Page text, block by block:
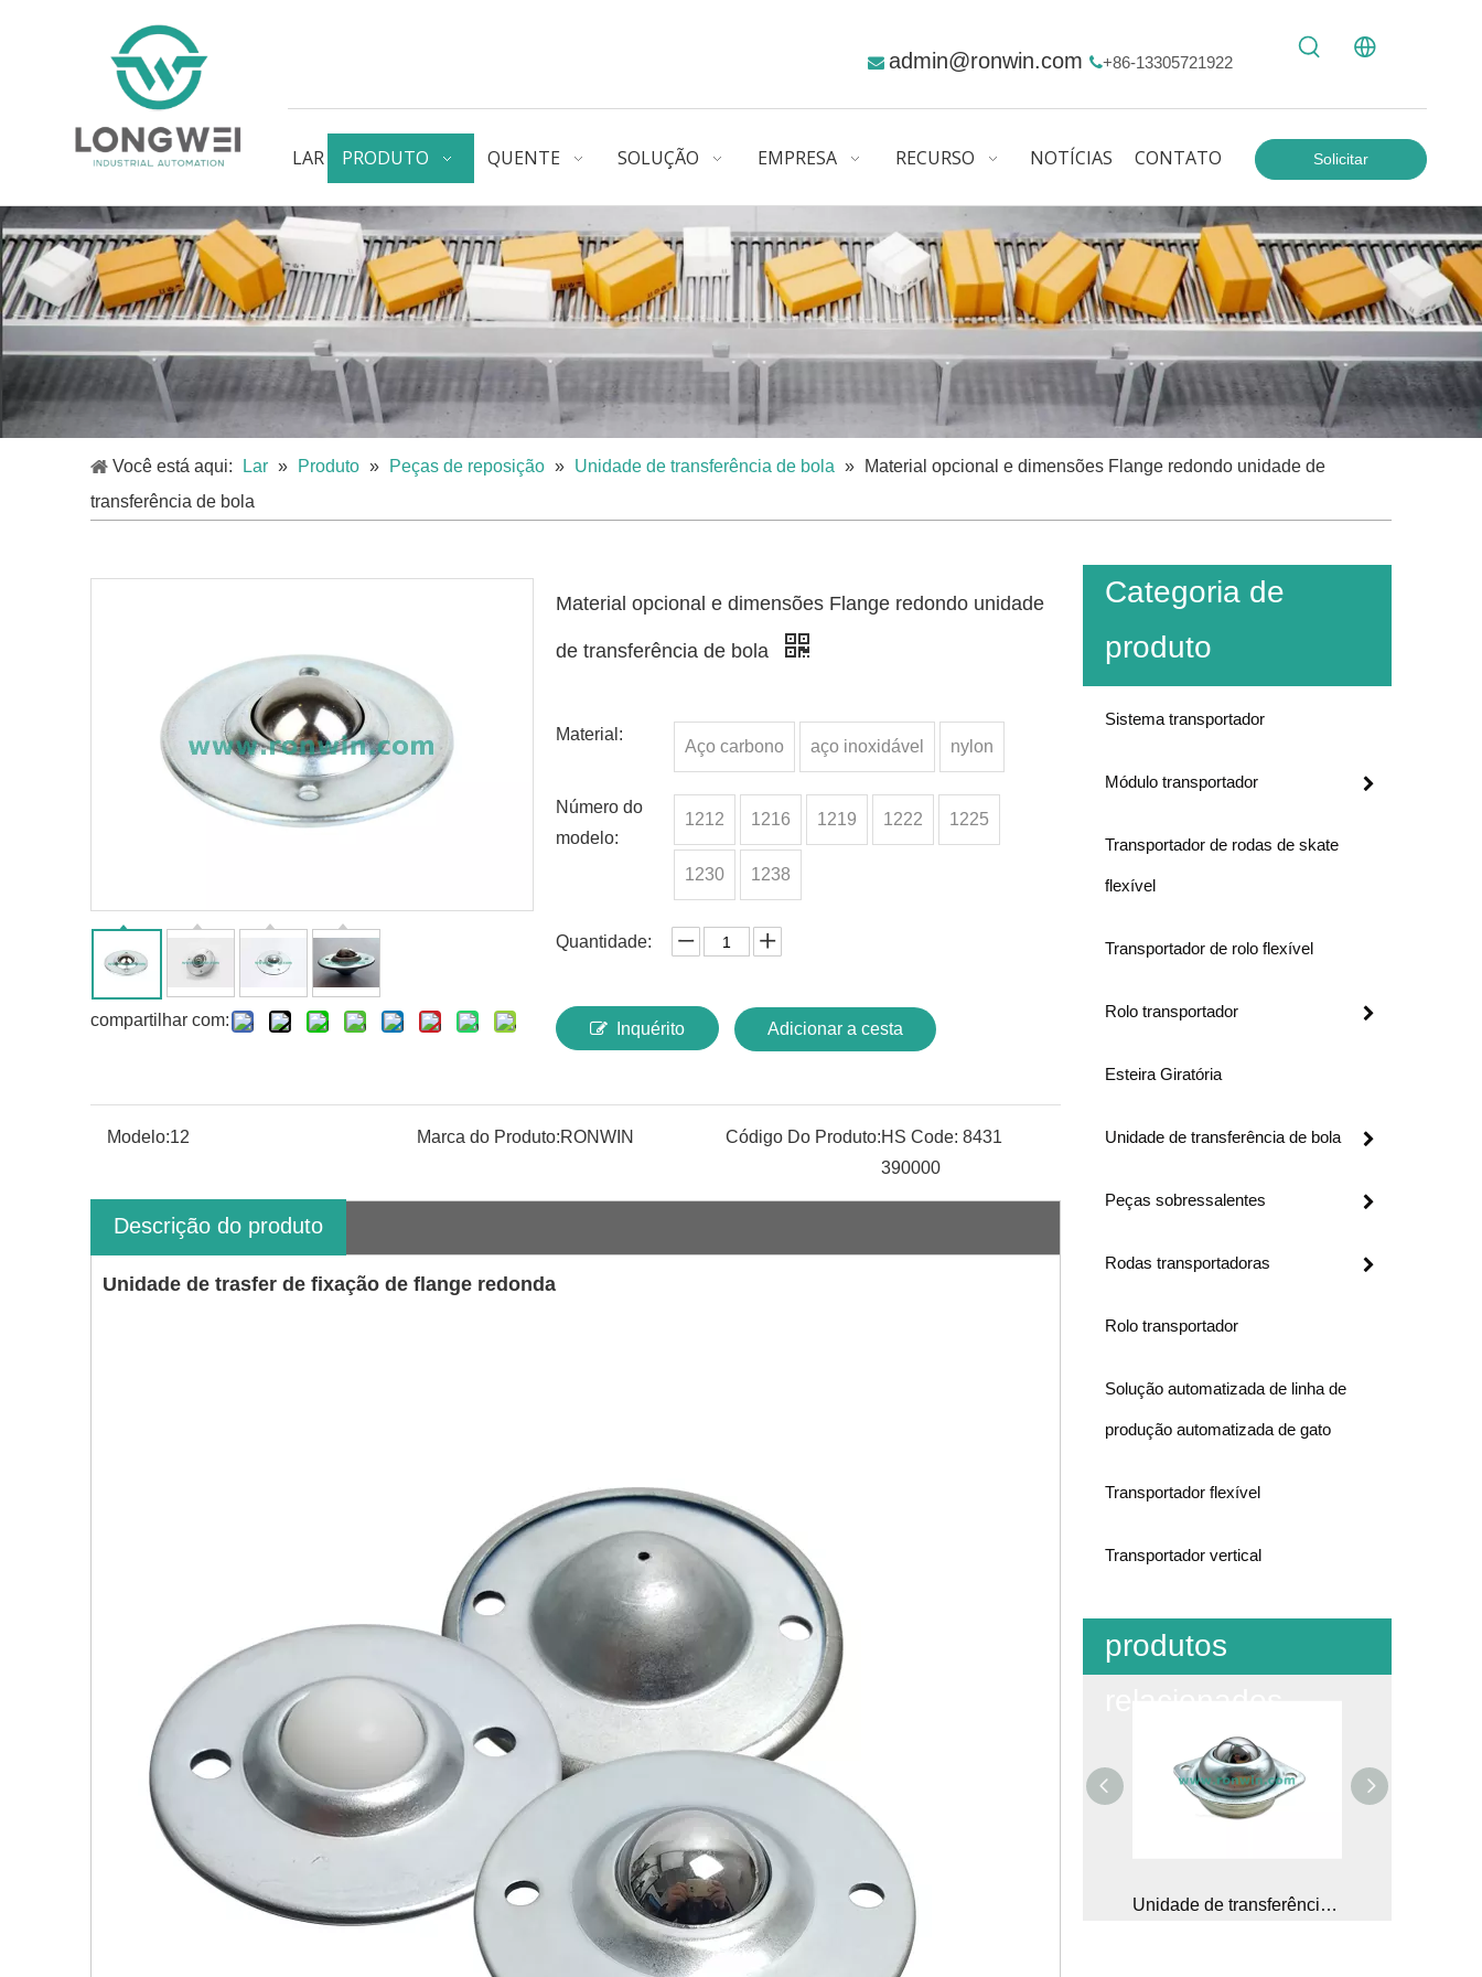
 admin@ronwin.com+86-13305721922
LAR PRODUTO QUENTE SOLUÇÃO EMPRESA RECURSO NOTÍCIAS CONTATO Solicitar
Você está aqui: Lar » Produto » Peças de reposição » Unidade de transferência de bola »
Material opcional e dimensões Flange redondo unidade de
transferência de bola
compartilhar com:
Material opcional e dimensões Flange redondo unidade
de transferência de bola
Material:
Aço carbono aço inoxidável nylon
Número do
modelo:
1212 1216 1219 1222 1225
1230 1238
Quantidade:
Inquérito Adicionar a cesta
Modelo:12 Marca do Produto:RONWIN Código Do Produto:HS Code: 8431
390000
Descrição do produto
Unidade de trasfer de fixação de flange redonda
Categoria de
produto
Sistema transportador
Módulo transportador
Transportador de rodas de skate
flexível
Transportador de rolo flexível
Rolo transportador
Esteira Giratória
Unidade de transferência de bola
Peças sobressalentes
Rodas transportadoras
Rolo transportador
Solução automatizada de linha de
produção automatizada de gato
Transportador flexível
Transportador vertical
produtos
Unidade de transferência de bola de flange de base de carga média